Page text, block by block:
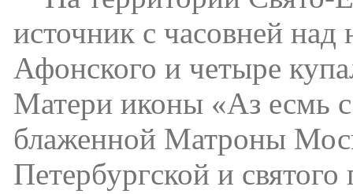
источник с часовней
Афонского и четыре
Матери иконы «Аз есмь
блаженной Матроны
Петербургской и